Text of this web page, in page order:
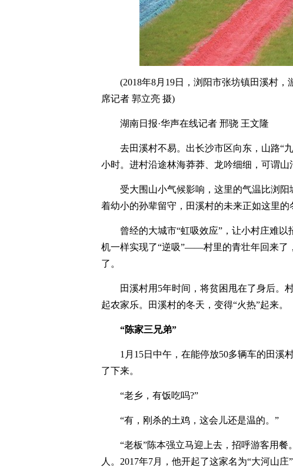
(2018年8月19日，浏阳市张坊镇田溪村，
席记者 郭立亮 摄)
湖南日报·华声在线记者 邢骁 王文隆
去田溪村不易。出长沙市区向东，山路“
小时。进村沿途林海莽莽、龙吟细细，可谓山
受大围山小气候影响，这里的气温比浏
着幼小的孙辈留守，田溪村的未来正如这里的
曾经的大城市“虹吸效应”，让小村庄难
机一样实现了“逆吸”——村里的青壮年回来了
了。
田溪村用5年时间，将贫困甩在了身后。
起农家乐。田溪村的冬天，变得“火热”起来。
“陈家三兄弟”
1月15日中午，在能停放50多辆车的田溪
了下来。
“老乡，有饭吃吗?”
“有，刚杀的土鸡，这会儿还是温的。”
“老板”陈本强立马迎上去，招呼游客用
人。2017年7月，他开起了这家名为“大河山